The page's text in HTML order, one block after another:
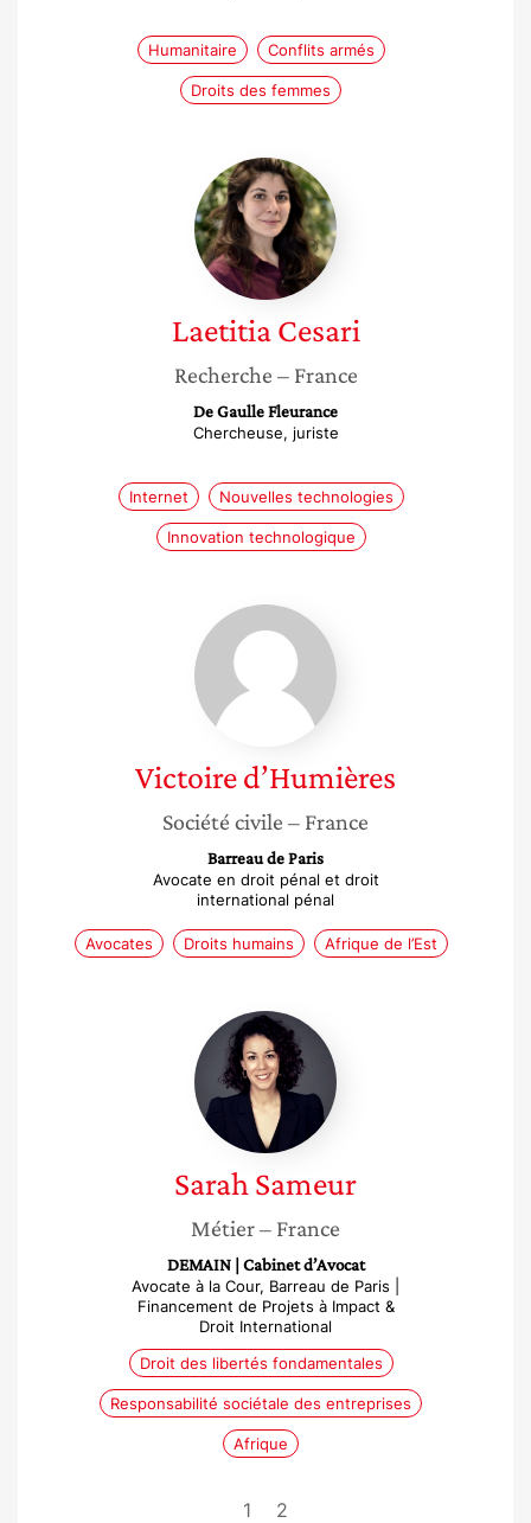
Humanitaire Conflits armés
Droits des femmes
Laetitia
Cesari
Laetitia Cesari
Recherche – France
De Gaulle Fleurance
Chercheuse, juriste
Internet Nouvelles technologies
Innovation technologique
Victoire
d’Humières
Victoired’Humières
Société civile – France
Barreau de Paris
Avocate en droit pénal et droit
international pénal
Avocates Droits humains Afrique de l’Est
Sarah
Sameur
Sarah Sameur
Métier– France
DEMAIN | Cabinet d’Avocat
Avocate à la Cour, Barreau de Paris |
Financement de Projets à Impact &
Droit International
Droit des libertés fondamentales
Responsabilité sociétale des entreprises
Afrique
1 2